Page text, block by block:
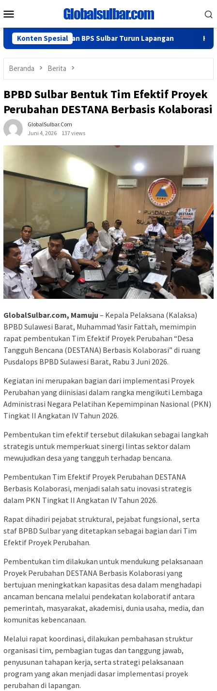
ke
Mobile
Konten Spesial
dan BPS Sulbar Turun Lapangan Hadiri Rakor,
Beranda Berita
BPBD Sulbar Bentuk Tim Efektif Proyek
Perubahan DESTANA Berbasis Kolaborasi
GlobalSulbar.com
Juni 4, 2026
137 views
GlobalSulbar.com, Mamuju – Kepala Pelaksana (Kalaksa)
BPBD Sulawesi Barat, Muhammad Yasir Fattah, memimpin
rapat pembentukan Tim Efektif Proyek Perubahan “Desa
Tangguh Bencana (DESTANA) Berbasis Kolaborasi” di ruang
Pusdalops BPBD Sulawesi Barat, Rabu 3 Juni 2026.
Kegiatan ini merupakan bagian dari implementasi Proyek
Perubahan yang diinisiasi dalam rangka mengikuti Lembaga
Administrasi Negara Pelatihan Kepemimpinan Nasional (PKN)
Tingkat II Angkatan IV Tahun 2026.
Pembentukan tim efektif tersebut dilakukan sebagai langkah
strategis untuk memperkuat sinergi lintas sektor dalam
mewujudkan desa yang tangguh terhadap bencana.
Pembentukan Tim Efektif Proyek Perubahan DESTANA
Berbasis Kolaborasi, menjadi salah satu inovasi strategis
dalam PKN Tingkat II Angkatan IV Tahun 2026.
Rapat dihadiri pejabat struktural, pejabat fungsional, serta
staf BPBD Sulbar yang ditetapkan sebagai bagian dari Tim
Efektif Proyek Perubahan.
Pembentukan tim dilakukan untuk mendukung pelaksanaan
Proyek Perubahan DESTANA Berbasis Kolaborasi yang
bertujuan meningkatkan kapasitas desa dalam menghadapi
ancaman bencana melalui pendekatan kolaboratif antara
pemerintah, masyarakat, akademisi, dunia usaha, media, dan
komunitas kebencanaan.
Melalui rapat koordinasi, dilakukan pembahasan struktur
organisasi tim, pembagian tugas dan tanggung jawab,
penyusunan tahapan kerja, serta strategi pelaksanaan
program yang akan menjadi dasar implementasi proyek
perubahan di lapangan.